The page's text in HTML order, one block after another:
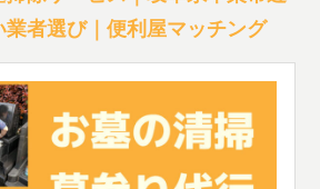
業者選び｜便利屋マッチング